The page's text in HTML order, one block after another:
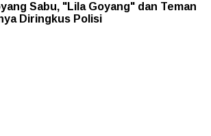
Sabu, "Lila Goyang" dan Teman
Diringkus Polisi